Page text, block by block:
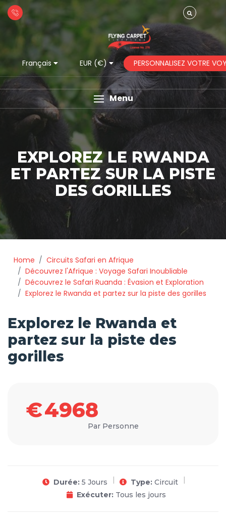
Français EUR (€) PERSONNALISEZ VOTRE
Menu
EXPLOREZ LE RWANDA
ET PARTEZ SUR LA PISTE
DES GORILLES
Home
Circuits Safari en Afrique
Découvrez l'Afrique : Voyage Safari Inoubliable
Découvrez le Safari Ruanda : Évasion et Exploration
Explorez le Rwanda et partez sur la piste des gorilles
Explorez le Rwanda et
partez sur la piste des
gorilles
€4968
Par Personne
Durée: 5 Jours Type: Circuit
Exécuter: Tous les jours